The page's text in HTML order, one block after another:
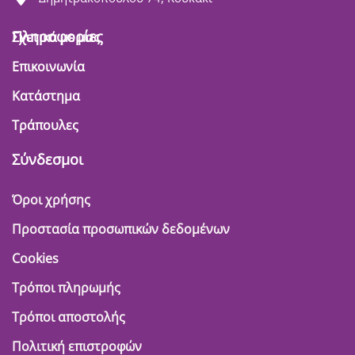
Πληροφορίες
Σχετικά με μας
Επικοινωνία
Κατάστημα
Τράπουλες
Σύνδεσμοι
Όροι χρήσης
Προστασία προσωπικών δεδομένων
Cookies
Τρόποι πληρωμής
Τρόποι αποστολής
Πολιτική επιστροφών